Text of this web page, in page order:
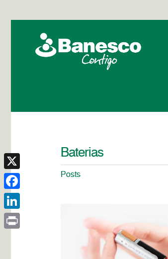
Baterias
Posts
X
Facebook
LinkedIn